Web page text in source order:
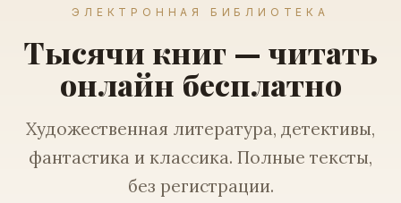
ЭЛЕКТРОННАЯ БИБЛИОТЕКА
Тысячи книг — читать
онлайн бесплатно
Художественная литература, детективы,
фантастика и классика. Полные тексты,
без регистрации.